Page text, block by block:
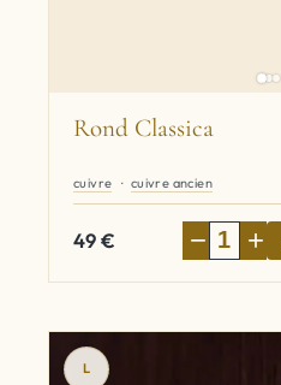
Rond Classica
cuivre cuivre ancien
49€ − +
L